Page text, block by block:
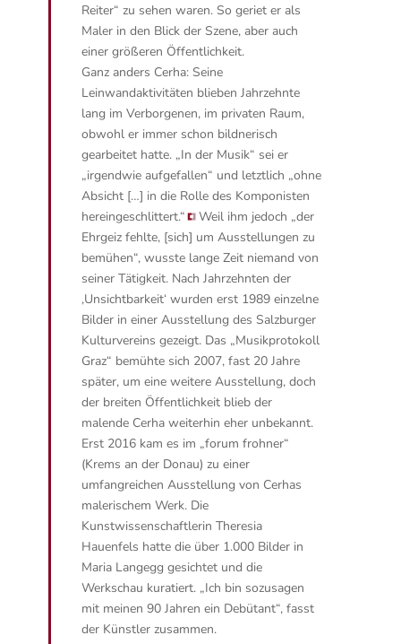
Reiter“ zu sehen waren. So geriet er als
Maler in den Blick der Szene, aber auch
einer größeren Öffentlichkeit.
Ganz anders Cerha: Seine
Leinwandaktivitäten blieben Jahrzehnte
lang im Verborgenen, im privaten Raum,
obwohl er immer schon bildnerisch
gearbeitet hatte. „In der Musik“ sei er
„irgendwie aufgefallen“ und letztlich „ohne
Absicht […] in die Rolle des Komponisten
hereingeschlittert.“
Weil ihm jedoch „der
Ehrgeiz fehlte, [sich] um Ausstellungen zu
bemühen“, wusste lange Zeit niemand von
seiner Tätigkeit. Nach Jahrzehnten der
‚Unsichtbarkeit‘ wurden erst 1989 einzelne
Bilder in einer Ausstellung des Salzburger
Kulturvereins gezeigt. Das „Musikprotokoll
Graz“ bemühte sich 2007, fast 20 Jahre
später, um eine weitere Ausstellung, doch
der breiten Öffentlichkeit blieb der
malende Cerha weiterhin eher unbekannt.
Erst 2016 kam es im „forum frohner“
(Krems an der Donau) zu einer
umfangreichen Ausstellung von Cerhas
malerischem Werk. Die
Kunstwissenschaftlerin Theresia
Hauenfels hatte die über 1.000 Bilder in
Maria Langegg gesichtet und die
Werkschau kuratiert. „Ich bin sozusagen
mit meinen 90 Jahren ein Debütant“, fasst
der Künstler zusammen.